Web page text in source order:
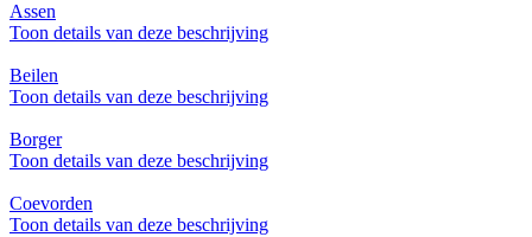
Assen
Toon details van deze beschrijving
Beilen
Toon details van deze beschrijving
Borger
Toon details van deze beschrijving
Coevorden
Toon details van deze beschrijving